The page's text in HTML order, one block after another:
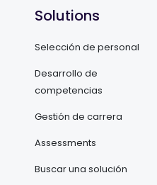
Solutions
Selección de personal
Desarrollo de
competencias
Gestión de carrera
Assessments
Buscar una solución